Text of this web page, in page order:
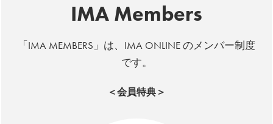
IMA Members
「IMA MEMBERS」は、IMA ONLINE のメンバー制度
です。
＜会員特典＞